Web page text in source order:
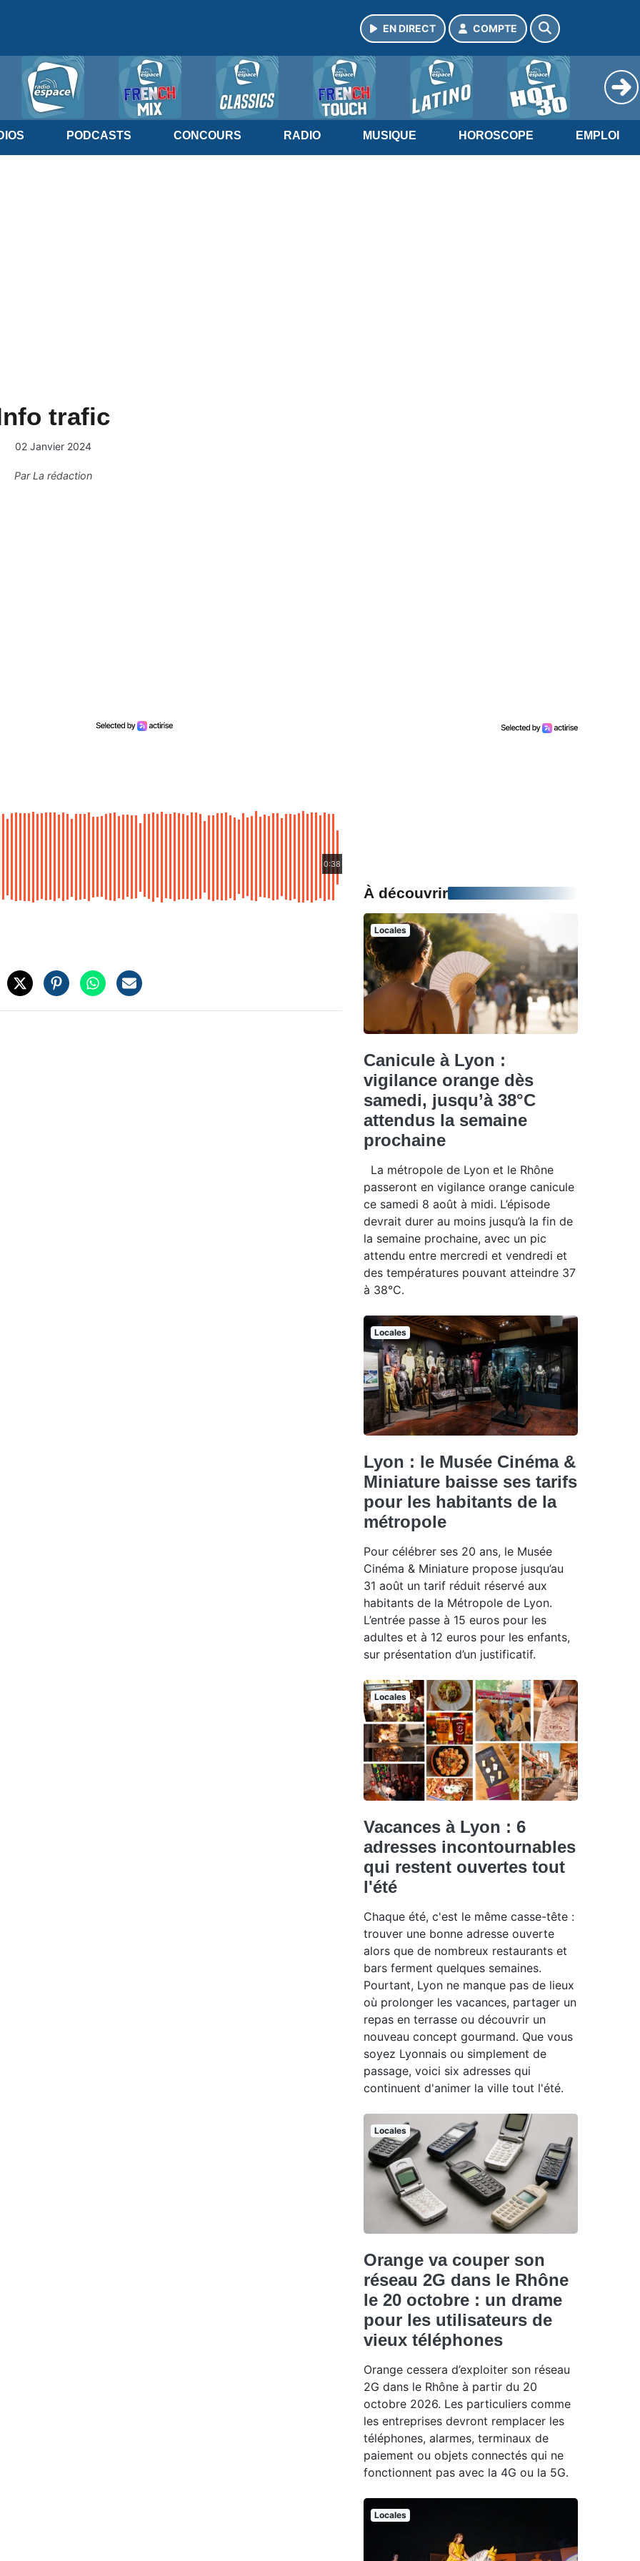
EN DIRECT COMPTE
PODCASTS CONCOURS RADIO MUSIQUE HOROSCOPE EMPLOI
trafic
02 Janvier 2024
ParLa rédaction
0:38
À découvrir
Locales
Canicule à Lyon :
vigilance orange dès
samedi, jusqu’à 38°C
attendus la semaine
prochaine
La métropole de Lyon et le Rhône
passeront en vigilance orange canicule
ce samedi 8 août à midi. L’épisode
devrait durer au moins jusqu’à la fin de
la semaine prochaine, avec un pic
attendu entre mercredi et vendredi et
des températures pouvant atteindre 37
à 38°C.
Locales
Lyon : le Musée Cinéma &
Miniature baisse ses tarifs
pour les habitants de la
métropole
Pour célébrer ses 20 ans, le Musée
Cinéma & Miniature propose jusqu’au
31 août un tarif réduit réservé aux
habitants de la Métropole de Lyon.
L’entrée passe à 15 euros pour les
adultes et à 12 euros pour les enfants,
sur présentation d’un justificatif.
Locales
Vacances à Lyon : 6
adresses incontournables
qui restent ouvertes tout
l'été
Chaque été, c'est le même casse-tête :
trouver une bonne adresse ouverte
alors que de nombreux restaurants et
bars ferment quelques semaines.
Pourtant, Lyon ne manque pas de lieux
où prolonger les vacances, partager un
repas en terrasse ou découvrir un
nouveau concept gourmand. Que vous
soyez Lyonnais ou simplement de
passage, voici six adresses qui
continuent d'animer la ville tout l'été.
Locales
Orange va couper son
réseau 2G dans le Rhône
le 20 octobre : un drame
pour les utilisateurs de
vieux téléphones
Orange cessera d’exploiter son réseau
2G dans le Rhône à partir du 20
octobre 2026. Les particuliers comme
les entreprises devront remplacer les
téléphones, alarmes, terminaux de
paiement ou objets connectés qui ne
fonctionnent pas avec la 4G ou la 5G.
Locales